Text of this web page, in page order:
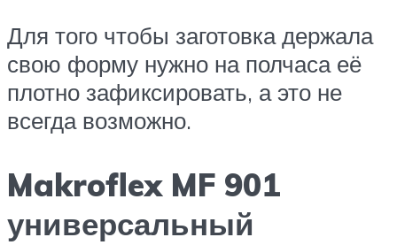
Для того чтобы заготовка держала
свою форму нужно на полчаса её
плотно зафиксировать, а это не
всегда возможно.
Makroflex MF 901
универсальный